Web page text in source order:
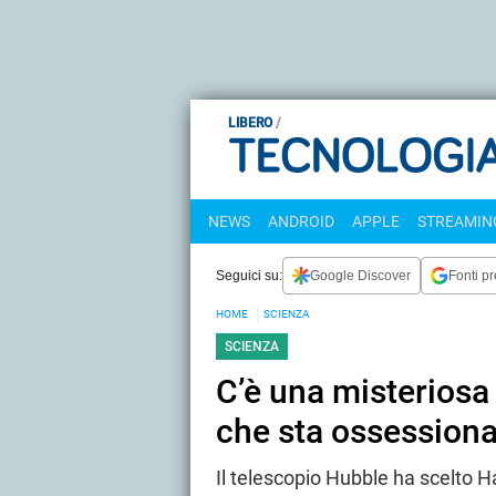
LIBERO
NEWS ANDROID APPLE
Seguici su: Google Discover Fonti
HOME SCIENZA
SCIENZA
C’è una
che sta
Il telescopio Hubble ha scelto